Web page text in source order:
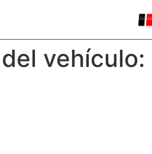
vehículo: